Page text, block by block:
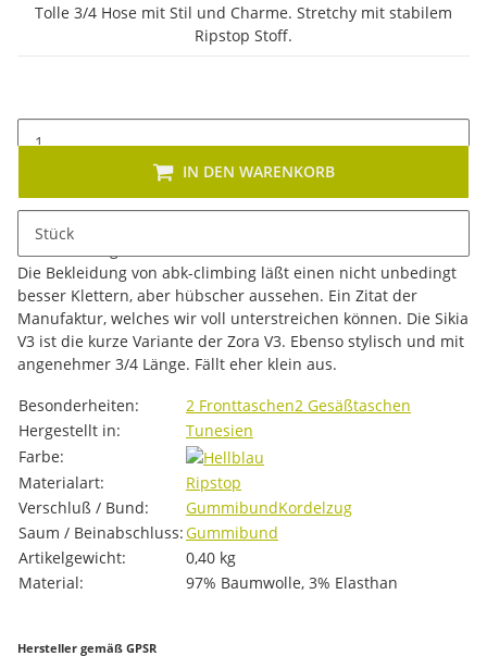
Tolle 3/4 Hose mit Stil und Charme. Stretchy mit stabilem
Ripstop Stoff.
Stück
IN DEN WARENKORB
Die Bekleidung von abk-climbing läßt einen nicht unbedingt
besser Klettern, aber hübscher aussehen. Ein Zitat der
Manufaktur, welches wir voll unterstreichen können. Die Sikia
V3 ist die kurze Variante der Zora V3. Ebenso stylisch und mit
angenehmer 3/4 Länge. Fällt eher klein aus.
Produkteigenschaft
Wert
Besonderheiten: 2 Fronttaschen2 Gesäßtaschen
Hergestellt in:
Tunesien
Farbe:
Materialart:
Ripstop
Verschluß / Bund:
GummibundKordelzug
Saum / Beinabschluss:Gummibund
Artikelgewicht:
0,40 kg
Material:
97% Baumwolle, 3% Elasthan
Hersteller gemäß GPSR